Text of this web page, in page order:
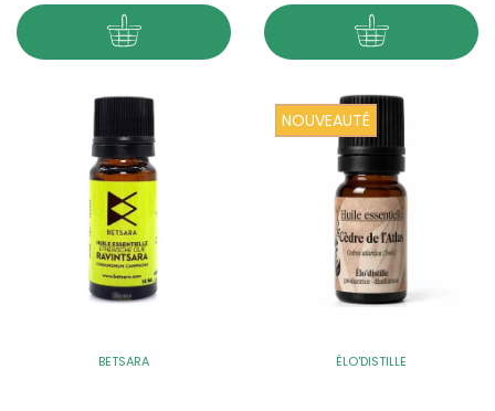
BETSARA
NOUVEAUTÉ
ÉLO'DISTILLE